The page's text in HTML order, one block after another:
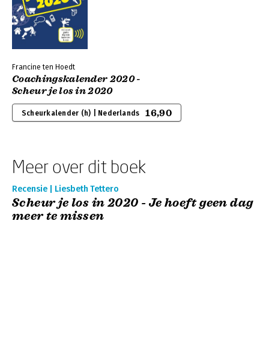
Francine ten Hoedt
Coachingskalender 2020 -
Scheur je los in 2020
Scheurkalender (h) | Nederlands 16,90
Meer over dit boek
Recensie | Liesbeth Tettero
Scheur je los in 2020 - Je hoeft geen dag
meer te missen